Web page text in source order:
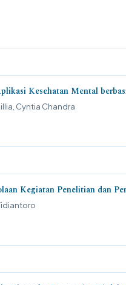
Kesehatan Mental
Cyntia Chandra
Kegiatan Penelitian dan